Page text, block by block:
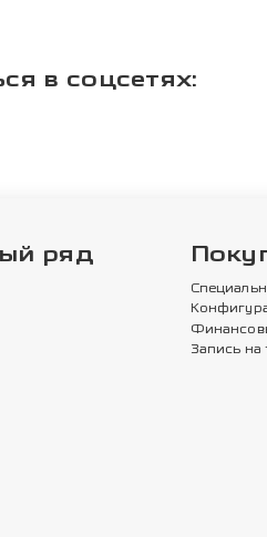
в соцсетях:
ряд
Запись на